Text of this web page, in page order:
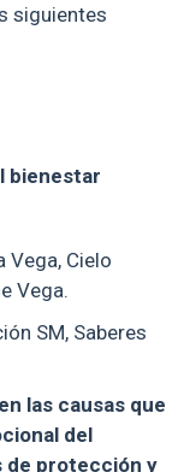
siguientes
bienestar
Vega, Cielo
Vega.
SM, Saberes
las causas que
del
protección y